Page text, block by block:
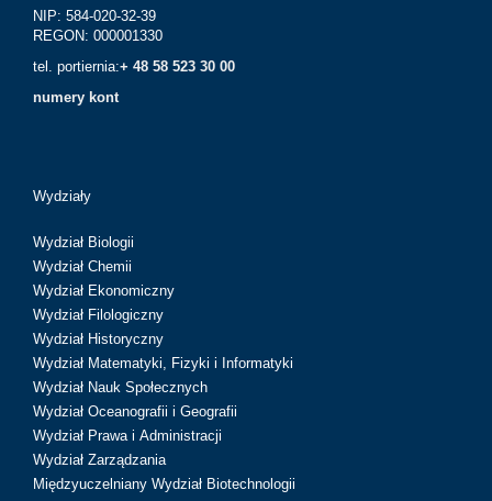
NIP: 584-020-32-39
REGON: 000001330
tel. portiernia:+ 48 58 523 30 00
numery kont
Wydziały
Wydział Biologii
Wydział Chemii
Wydział Ekonomiczny
Wydział Filologiczny
Wydział Historyczny
Wydział Matematyki, Fizyki i Informatyki
Wydział Nauk Społecznych
Wydział Oceanografii i Geografii
Wydział Prawa i Administracji
Wydział Zarządzania
Międzyuczelniany Wydział Biotechnologii